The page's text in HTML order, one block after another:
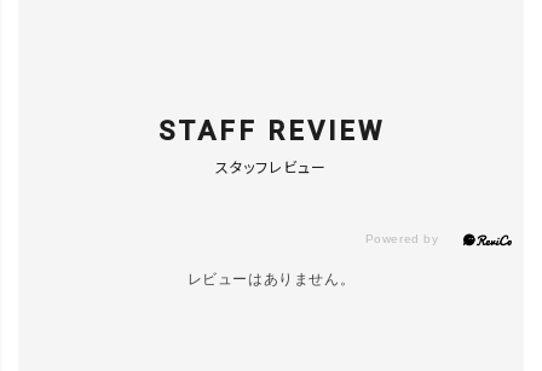
STAFF REVIEW
スタッフレビュー
レビューはありません。